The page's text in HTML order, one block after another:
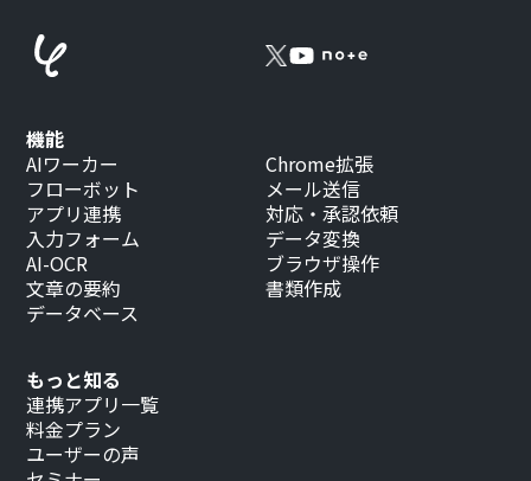
もっと知る
連携アプリ一覧
料金プラン
ユーザーの声
機能
AIワーカー
フローボット
アプリ連携
入力フォーム
AI-OCR
文章の要約
データベース
Chrome拡張
メール送信
対応・承認依頼
データ変換
ブラウザ操作
書類作成